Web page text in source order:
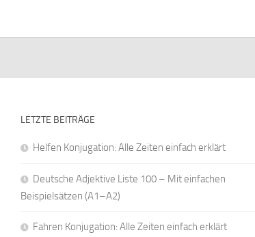
LETZTE BEITRÄGE
Helfen Konjugation: Alle Zeiten einfach erklärt
Deutsche Adjektive Liste 100 – Mit einfachen
Beispielsätzen (A1–A2)
Fahren Konjugation: Alle Zeiten einfach erklärt